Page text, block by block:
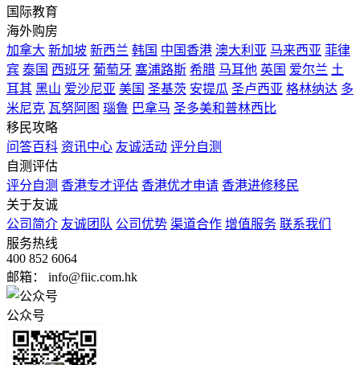
国际教育
海外购房
加拿大 新加坡 新西兰 韩国 中国香港 澳大利亚 马来西亚 菲律
宾 泰国 西班牙 葡萄牙 塞浦路斯 希腊 马耳他 英国 爱尔兰 土
耳其 黑山 爱沙尼亚 美国 圣基茨 安提瓜 圣卢西亚 格林纳达 多
米尼克 瓦努阿图 瑙鲁 巴拿马 圣多美和普林西比
移民攻略
问答百科 资讯中心 友诚活动 评分自测
自测评估
评分自测 香港专才评估 香港优才申请 香港进修移民
关于友诚
公司简介 友诚团队 公司优势 渠道合作 增值服务 联系我们
服务热线
400 852 6064
邮箱： info@fiic.com.hk
公众号